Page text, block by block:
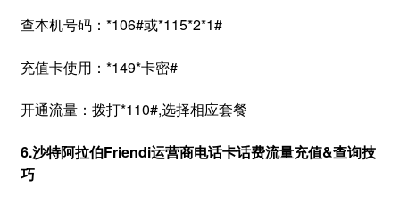
查本机号码：*106#或*115*2*1#
充值卡使用：*149*卡密#
开通流量：拨打*110#,选择相应套餐
6.沙特阿拉伯Friendi运营商电话卡话费流量充值&查询技
巧